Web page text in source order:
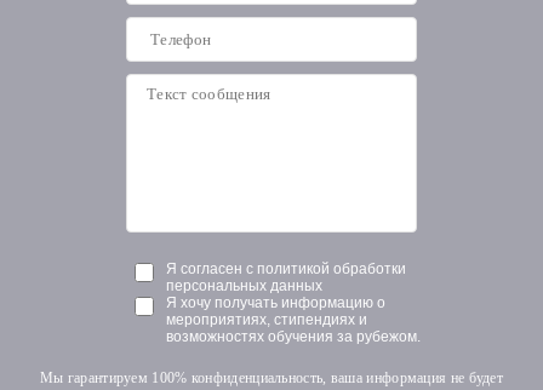
Я согласен с политикой обработки
персональных данных
Я хочу получать информацию о
мероприятиях, стипендиях и
возможностях обучения за рубежом.
Мы гарантируем 100% конфиденциальность, ваша информация не будет